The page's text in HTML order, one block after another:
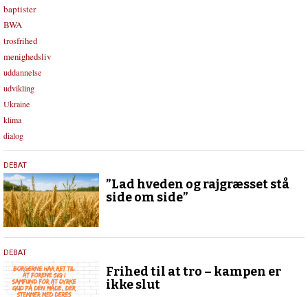
baptister
BWA
trosfrihed
menighedsliv
uddannelse
udvikling
Ukraine
klima
dialog
12.
marts
2026
DEBAT
”Lad hveden og rajgræsset stå
side om side”
23.
november
2024
DEBAT
Frihed til at tro – kampen er
ikke slut